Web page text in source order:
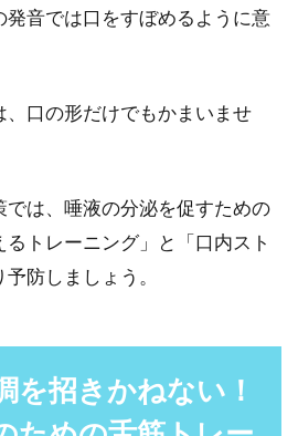
発音では口をすぼめるように意
口の形だけでもかまいませ
では、唾液の分泌を促すための
るトレーニング」と「口内スト
防しましょう。
を招きかねない！